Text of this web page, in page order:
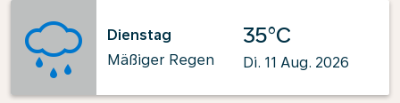
Dienstag
Mäßiger Regen
35°C
Di. 11 Aug. 2026